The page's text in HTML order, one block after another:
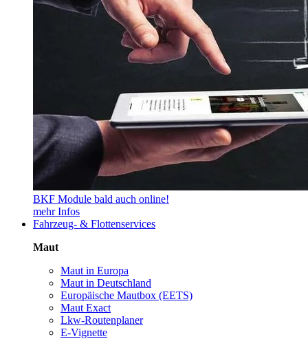
BKF Module bald auch online!
mehr Infos
Fahrzeug- & Flottenservices
Maut
Maut in Europa
Maut in Deutschland
Europäische Mautbox (EETS)
Maut Exact
Lkw-Routenplaner
E-Vignette